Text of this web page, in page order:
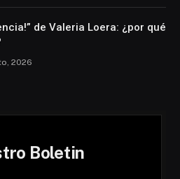
de Valeria Loera: ¿por qué
2026
Boletin